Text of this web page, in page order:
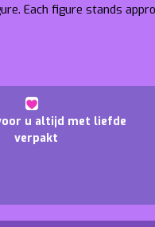
Each figure stands
u altijd met liefde
verpakt